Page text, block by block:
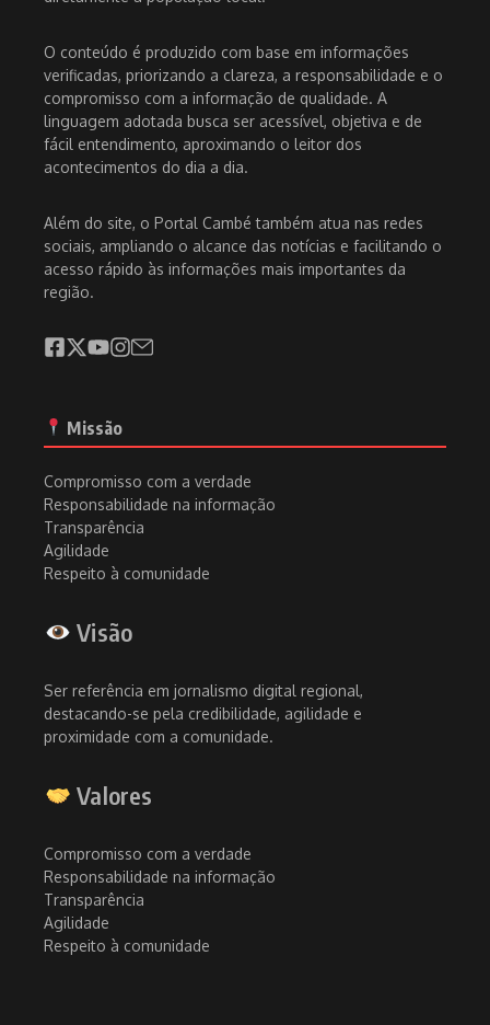
O conteúdo é produzido com base em informações
verificadas, priorizando a clareza, a responsabilidade e o
compromisso com a informação de qualidade. A
linguagem adotada busca ser acessível, objetiva e de
fácil entendimento, aproximando o leitor dos
acontecimentos do dia a dia.
Além do site, o Portal Cambé também atua nas redes
sociais, ampliando o alcance das notícias e facilitando o
acesso rápido às informações mais importantes da
região.
Missão
Compromisso com a verdade
Responsabilidade na informação
Transparência
Agilidade
Respeito à comunidade
Visão
Ser referência em jornalismo digital regional,
destacando-se pela credibilidade, agilidade e
proximidade com a comunidade.
Valores
Compromisso com a verdade
Responsabilidade na informação
Transparência
Agilidade
Respeito à comunidade